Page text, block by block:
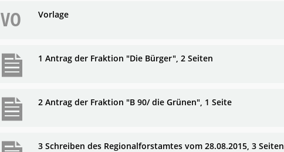
VO Vorlage
1 Antrag der Fraktion "Die Bürger", 2 Seiten
2 Antrag der Fraktion "B 90/ die Grünen", 1 Seite
3 Schreiben des Regionalforstamtes vom 28.08.2015, 3 Seiten